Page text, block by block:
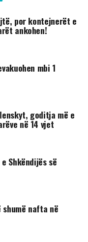
por kontejnerët e
ankohen!
mbi 1
goditja më e
në 14 vjet
Shkëndijës së
nafta në